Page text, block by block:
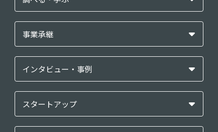
事業承継
インタビュー・事例
スタートアップ